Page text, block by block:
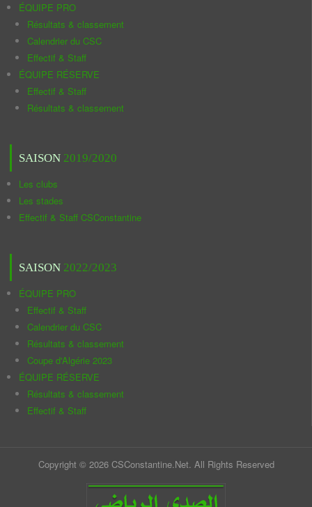
ÉQUIPE PRO
Résultats & classement
Calendrier du CSC
Effectif & Staff
ÉQUIPE RÉSERVE
Effectif & Staff
Résultats & classement
SAISON 2019/2020
Les clubs
Les stades
Effectif & Staff CSConstantine
SAISON 2022/2023
ÉQUIPE PRO
Effectif & Staff
Calendrier du CSC
Résultats & classement
Coupe d'Algérie 2023
ÉQUIPE RÉSERVE
Résultats & classement
Effectif & Staff
Copyright © 2026 CSConstantine.Net. All Rights Reserved